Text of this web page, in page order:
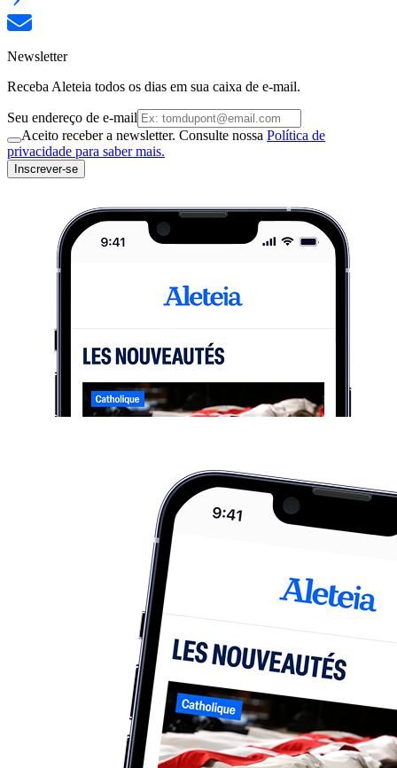
Newsletter
Receba Aleteia todos os dias em sua caixa de e-mail.
Seu endereço de e-mail
Aceito receber a newsletter. Consulte nossa Política de
privacidade para saber mais.
Inscrever-se